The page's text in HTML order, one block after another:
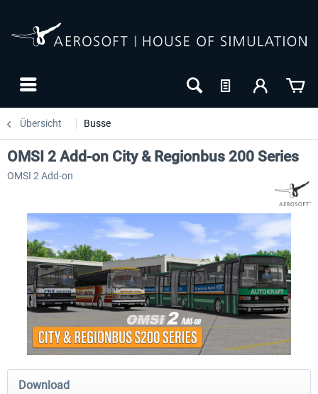
Übersicht Busse
OMSI 2 Add-on Valiant Citybus 7700
Hybrid
OMSI 2 Add-on IVECO Bus-
OMSI 2 Add-on City & Regionbus 200 Series
OMSI 2 Add-on
Download